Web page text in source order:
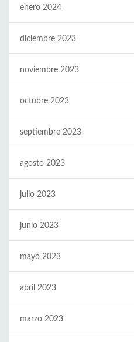
enero 2024
diciembre 2023
noviembre 2023
octubre 2023
septiembre 2023
agosto 2023
julio 2023
junio 2023
mayo 2023
abril 2023
marzo 2023